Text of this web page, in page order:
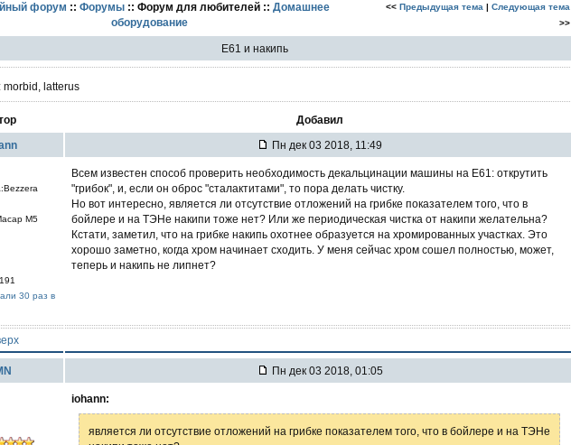
форум :: Форумы:: Форум для любителей :: Домашнее
оборудование
<< Предыдущая тема | Следующая тема
>>
E61 и накипь
latterus
Добавил
Пн дек 03 2018, 11:49
M5
30 раз в
Всем известен способ проверить необходимость декальцинации машины на E61: открутить
"грибок", и, если он оброс "сталактитами", то пора делать чистку.
Но вот интересно, является ли отсутствие отложений на грибке показателем того, что в
бойлере и на ТЭНе накипи тоже нет? Или же периодическая чистка от накипи желательна?
Кстати, заметил, что на грибке накипь охотнее образуется на хромированных участках. Это
хорошо заметно, когда хром начинает сходить. У меня сейчас хром сошел полностью, может,
теперь и накипь не липнет?
Пн дек 03 2018, 01:05
iohann:
является ли отсутствие отложений на грибке показателем того, что в бойлере и на ТЭНе